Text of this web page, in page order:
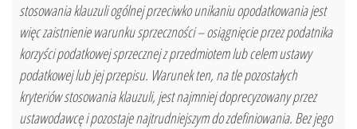
stosowania klauzuli ogólnej przeciwko unikaniu opodatkowania jest
więc zaistnienie warunku sprzeczności – osiągnięcie przez podatnika
korzyści podatkowej sprzecznej z przedmiotem lub celem ustawy
podatkowej lub jej przepisu. Warunek ten, na tle pozostałych
kryteriów stosowania klauzuli, jest najmniej doprecyzowany przez
ustawodawcę i pozostaje najtrudniejszym do zdefiniowania. Bez jego